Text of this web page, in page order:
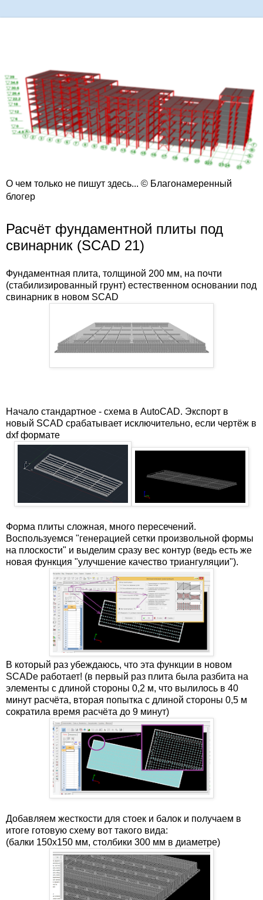
О чем только не пишут здесь... © Благонамеренный
блогер
Расчёт фундаментной плиты под
свинарник (SCAD 21)
Фундаментная плита, толщиной 200 мм, на почти
(стабилизированный грунт) естественном основании под
свинарник в новом SCAD
Начало стандартное - схема в AutoCAD. Экспорт в
новый SCAD срабатывает исключительно, если чертёж в
dxf формате
Форма плиты сложная, много пересечений.
Воспользуемся "генерацией сетки произвольной формы
на плоскости" и выделим сразу вес контур (ведь есть же
новая функция "улучшение качество триангуляции").
В который раз убеждаюсь, что эта функции в новом
SCADе работает! (в первый раз плита была разбита на
элементы с длиной стороны 0,2 м, что вылилось в 40
минут расчёта, вторая попытка с длиной стороны 0,5 м
сократила время расчёта до 9 минут)
Добавляем жесткости для стоек и балок и получаем в
итоге готовую схему вот такого вида:
(балки 150х150 мм, столбики 300 мм в диаметре)